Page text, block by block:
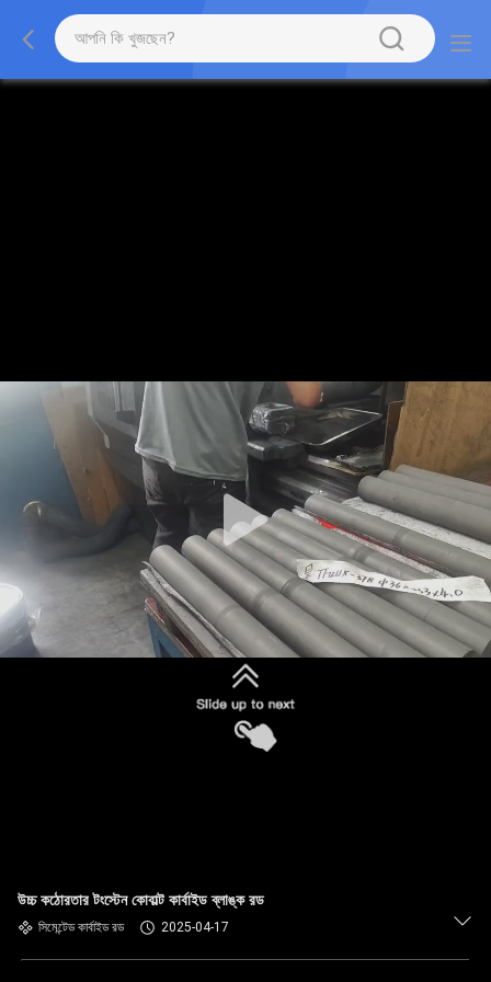
উচ্চ কঠোরতার টংস্টেন কোবাল্ট কার্বাইড ব্লাঙ্ক রড
সিমেন্টেড কার্বাইড রড 2025-04-17